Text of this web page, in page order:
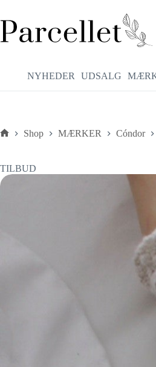
indhold
NYHEDER UDSALG
Shop MÆRKER Cóndor
TILBUD